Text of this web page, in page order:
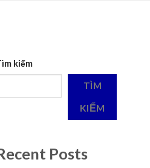
kiếm
TÌM
KIẾM
Posts